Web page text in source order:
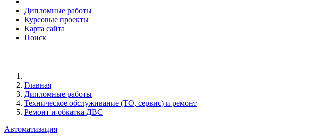
Дипломные работы
Курсовые проекты
Карта сайта
Поиск
Главная
Дипломные работы
Техническое обслуживание (ТО, сервис) и ремонт
Ремонт и обкатка ДВС
Автоматизация